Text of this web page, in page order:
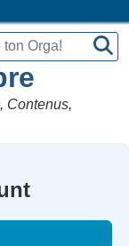
Contenus,